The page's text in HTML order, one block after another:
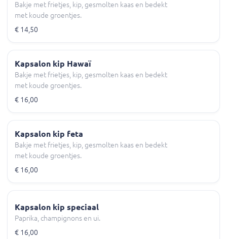
Bakje met frietjes, kip, gesmolten kaas en bedekt
met koude groentjes.
€ 14,50
Kapsalon kip Hawaï
Bakje met frietjes, kip, gesmolten kaas en bedekt
met koude groentjes.
€ 16,00
Kapsalon kip feta
Bakje met frietjes, kip, gesmolten kaas en bedekt
met koude groentjes.
€ 16,00
Kapsalon kip speciaal
Paprika, champignons en ui.
€ 16,00